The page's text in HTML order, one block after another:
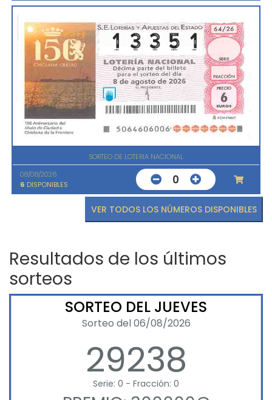
SORTEO DE LOTERIA NACIONAL
08/08/2026
6 DISPONIBLES 0
VER TODOS LOS NÚMEROS DISPONIBLES
Resultados de los últimos
sorteos
SORTEO DEL JUEVES
Sorteo del 06/08/2026
29238
Serie: 0 - Fracción: 0